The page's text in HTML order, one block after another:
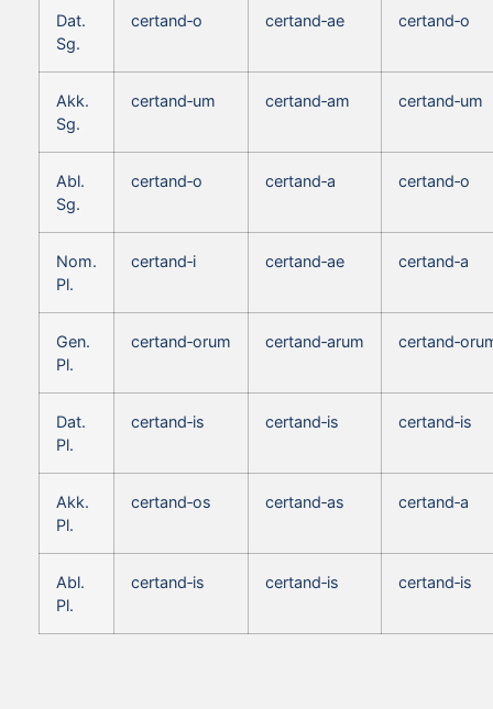
Dat.
Sg.
certand‑o certand‑ae certand‑o
Akk.
Sg.
certand‑um certand‑am certand‑um
Abl.
Sg.
certand‑o certand‑a certand‑o
Nom.
Pl.
certand‑i certand‑ae certand‑a
Gen.
Pl.
certand‑orum certand‑arum
Dat.
Pl.
certand‑is certand‑is certand‑is
Akk.
Pl.
certand‑os certand‑as certand‑a
Abl.
Pl.
certand‑is certand‑is certand‑is